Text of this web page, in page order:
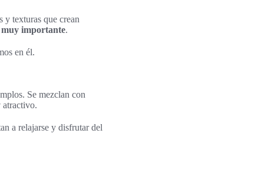
y texturas que crean
muy importante.
en él.
Se mezclan con
atractivo.
a relajarse y disfrutar del